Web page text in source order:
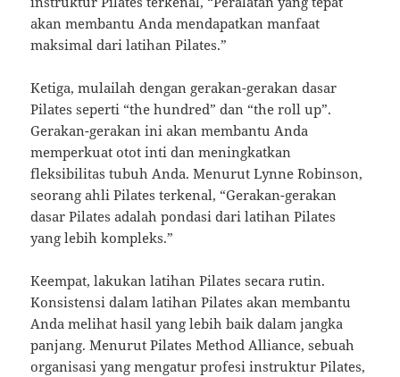
akan membantu Anda mendapatkan manfaat
maksimal dari latihan Pilates.”
Ketiga, mulailah dengan gerakan-gerakan dasar
Pilates seperti “the hundred” dan “the roll up”.
Gerakan-gerakan ini akan membantu Anda
memperkuat otot inti dan meningkatkan
fleksibilitas tubuh Anda. Menurut Lynne Robinson,
seorang ahli Pilates terkenal, “Gerakan-gerakan
dasar Pilates adalah pondasi dari latihan Pilates
yang lebih kompleks.”
Keempat, lakukan latihan Pilates secara rutin.
Konsistensi dalam latihan Pilates akan membantu
Anda melihat hasil yang lebih baik dalam jangka
panjang. Menurut Pilates Method Alliance, sebuah
organisasi yang mengatur profesi instruktur Pilates,